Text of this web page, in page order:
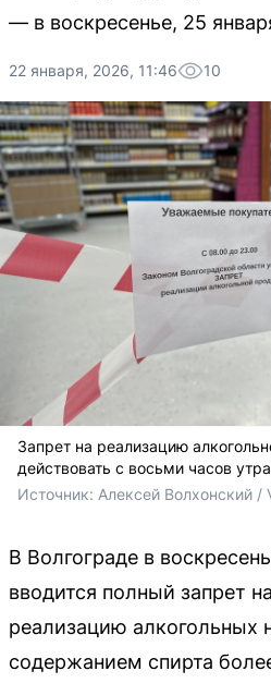
— в воскресенье, 25
22 января, 2026, 11:46 10
Запрет на реализацию
действовать с восьми часов
Источник: Алексей Волхонский /
В Волгограде в
вводится полный запрет
реализацию алкогольных
содержанием спирта